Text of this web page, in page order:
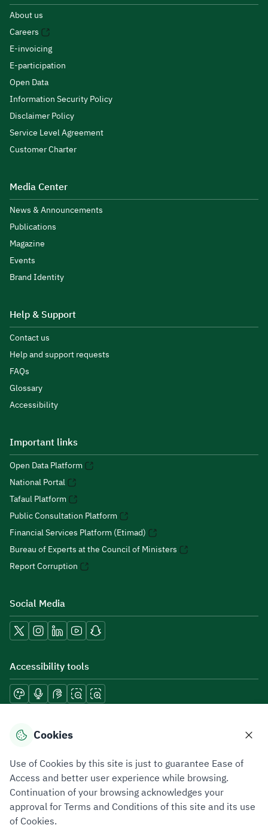
About us
Careers
E-invoicing
E-participation
Open Data
Information Security Policy
Disclaimer Policy
Service Level Agreement
Customer Charter
Media Center
News & Announcements
Publications
Magazine
Events
Brand Identity
Help & Support
Contact us
Help and support requests
FAQs
Glossary
Accessibility
Important links
Open Data Platform
National Portal
Tafaul Platform
Public Consultation Platform
Financial Services Platform (Etimad)
Bureau of Experts at the Council of Ministers
Report Corruption
Social Media
Accessibility tools
Download mobile applications
Privacy PolicyTerms of UseSite Map
Cookies
Use of Cookies by this site is just to guarantee Ease of
Access and better user experience while browsing.
Continuation of your browsing acknowledges your
approval for Terms and Conditions of this site and its use
of Cookies.